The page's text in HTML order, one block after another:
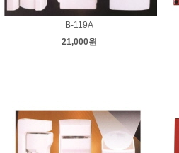
B-119A
21,000원